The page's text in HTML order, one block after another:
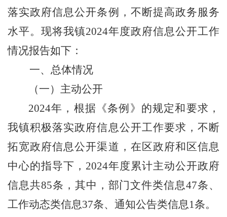
落实政府信息公开条例，不断提高政务服务
水平。现将我镇2024年度政府信息公开工作
情况报告如下：
一、 总体情况
（一）主动公开
2024年，根据《条例》的规定和要求，
我镇积极落实政府信息公开工作要求，不断
拓宽政府信息公开渠道，在区政府和区信息
中心的指导下， 2024年度累计主动公开政府
信息共85条，其中，部门文件类信息47条、
工作动态类信息37条、通知公告类信息1条。